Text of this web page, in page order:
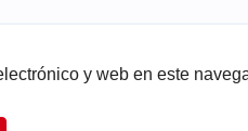
y web en este